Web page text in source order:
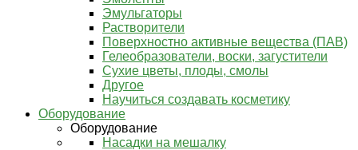
Эмульгаторы
Растворители
Поверхностно активные вещества (ПАВ)
Гелеобразователи, воски, загустители
Сухие цветы, плоды, смолы
Другое
Научиться создавать косметику
Оборудование
Оборудование
Насадки на мешалку